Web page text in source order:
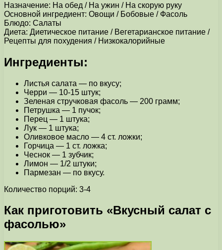
Назначение: На обед / На ужин / На скорую руку
Основной ингредиент: Овощи / Бобовые / Фасоль
Блюдо: Салаты
Диета: Диетическое питание / Вегетарианское питание /
Рецепты для похудения / Низкокалорийные
Ингредиенты:
Листья салата — по вкусу;
Черри — 10-15 штук;
Зеленая стручковая фасоль — 200 грамм;
Петрушка — 1 пучок;
Перец — 1 штука;
Лук — 1 штука;
Оливковое масло — 4 ст. ложки;
Горчица — 1 ст. ложка;
Чеснок — 1 зубчик;
Лимон — 1/2 штуки;
Пармезан — по вкусу.
Количество порций: 3-4
Как приготовить «Вкусный салат с
фасолью»